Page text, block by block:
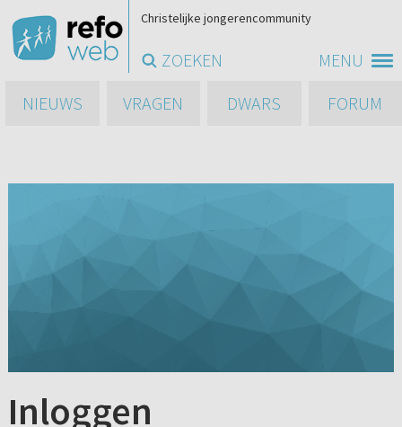
MENU
Christelijke jongerencommunity
ZOEKEN
NIEUWS
VRAGEN DWARS FORUM
Inloggen